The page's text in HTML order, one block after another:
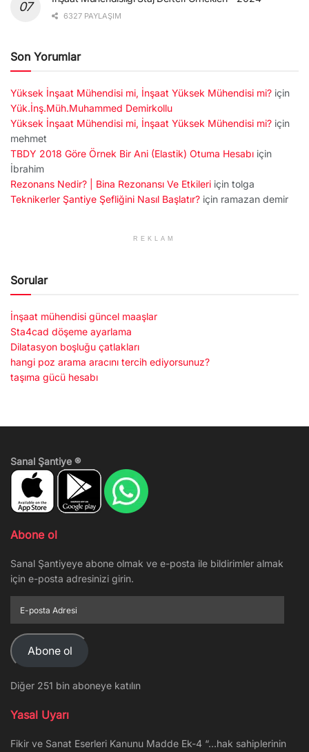
6327 PAYLAŞIM
Son Yorumlar
Yüksek İnşaat Mühendisi mi, İnşaat Yüksek Mühendisi mi? için
Yük.İnş.Müh.Muhammed Demirkollu
Yüksek İnşaat Mühendisi mi, İnşaat Yüksek Mühendisi mi? için
mehmet
TBDY 2018 Göre Örnek Bir Ani (Elastik) Otuma Hesabı için
İbrahim
Rezonans Nedir? | Bina Rezonansı Ve Etkileri için tolga
Teknikerler Şantiye Şefliğini Nasıl Başlatır? için ramazan demir
REKLAM
Sorular
İnşaat mühendisi güncel maaşlar
Sta4cad döşeme ayarlama
Dilatasyon boşluğu çatlakları
hangi poz arama aracını tercih ediyorsunuz?
taşıma gücü hesabı
Sanal Şantiye ®
Abone ol
Sanal Şantiyeye abone olmak ve e-posta ile bildirimler almak
için e-posta adresinizi girin.
posta
Adresi
Abone ol
Diğer 251 bin aboneye katılın
Yasal Uyarı
Fikir ve Sanat Eserleri Kanunu Madde Ek-4 “…hak sahiplerinin